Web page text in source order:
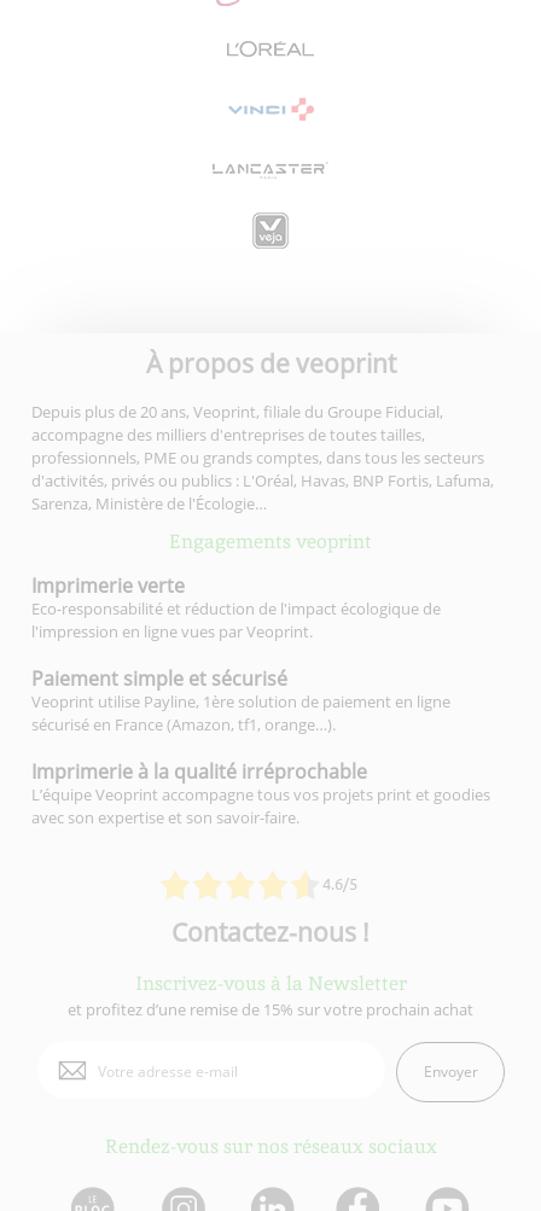
À propos de veoprint
Depuis plus de 20 ans, Veoprint, filiale du Groupe Fiducial,
accompagne des milliers d'entreprises de toutes tailles,
professionnels, PME ou grands comptes, dans tous les secteurs
d'activités, privés ou publics : L'Oréal, Havas, BNP Fortis, Lafuma,
Sarenza, Ministère de l'Écologie…
Engagements veoprint
4.6/5
Imprimerieverte
Eco-responsabilité et réduction de l'impact écologique de
l'impression en ligne vues par Veoprint.
Paiement simple et sécurisé
Veoprint utilise Payline, 1ère solution de paiement en ligne
sécurisé en France (Amazon, tf1, orange…).
Imprimerie à la qualité irréprochable
L’équipe Veoprint accompagne tous vos projets print et goodies
avec son expertise et son savoir-faire.
Contactez-nous !
Inscrivez-vous à la Newsletter
et profitez d’une remise de 15% sur votre prochain achat
Envoyer
Rendez-vous sur nos réseaux sociaux